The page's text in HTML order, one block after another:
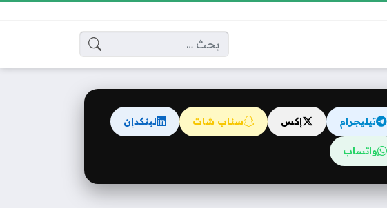
البحث عن:
تيليجرام إكس سناب شات لينكدإن
واتساب